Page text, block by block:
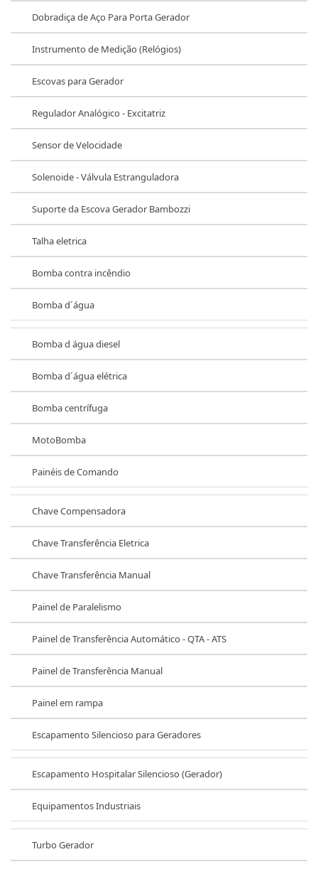
Dobradiça de Aço Para Porta Gerador
Instrumento de Medição (Relógios)
Escovas para Gerador
Regulador Analógico - Excitatriz
Sensor de Velocidade
Solenoide - Válvula Estranguladora
Suporte da Escova Gerador Bambozzi
Talha eletrica
Bomba contra incêndio
Bomba d´água
Bomba d água diesel
Bomba d´água elétrica
Bomba centrífuga
MotoBomba
Painéis de Comando
Chave Compensadora
Chave Transferência Eletrica
Chave Transferência Manual
Painel de Paralelismo
Painel de Transferência Automático - QTA - ATS
Painel de Transferência Manual
Painel em rampa
Escapamento Silencioso para Geradores
Escapamento Hospitalar Silencioso (Gerador)
Equipamentos Industriais
Turbo Gerador